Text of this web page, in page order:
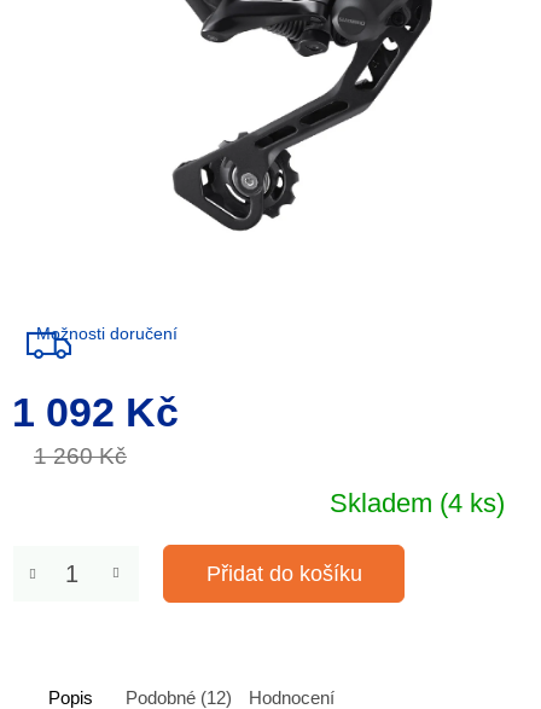
1 260 Kč
1 092 Kč
Měrná
cena:
Skladem (4 ks)
Možnosti doručení
Přidat do košíku
Popis Podobné (12) Hodnocení